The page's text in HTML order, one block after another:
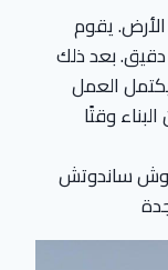
الأرض. يقوم
دقيق. بعد ذلك
العمل
وقتًا
ساندوتش